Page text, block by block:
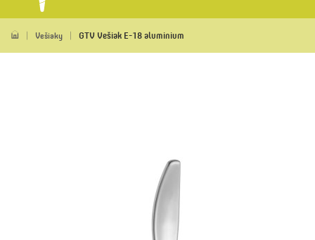
Vešiaky GTV Vešiak E-18 aluminium